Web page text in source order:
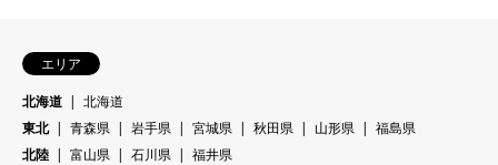
エリア
北海道
北海道
東北
青森県 岩手県 宮城県 秋田県 山形県
福島県
北陸
富山県 石川県
福井県